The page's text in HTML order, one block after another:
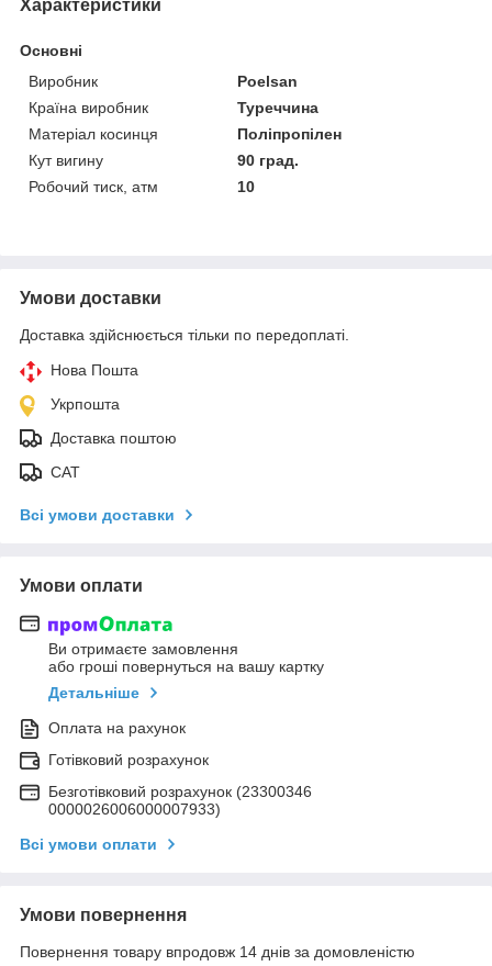
Характеристики
Основні
Виробник
Poelsan
Країна виробник
Туреччина
Матеріал косинця
Поліпропілен
Кут вигину
90 град.
Робочий тиск, атм
10
Умови доставки
Доставка здійснюється тільки по передоплаті.
Нова Пошта
Укрпошта
Доставка поштою
САТ
Всі умови доставки
Умови оплати
Ви отримаєте замовлення
або гроші повернуться на вашу картку
Детальніше
Оплата на рахунок
Готівковий розрахунок
Безготівковий розрахунок (23300346
0000026006000007933)
Всі умови оплати
Умови повернення
Повернення товару впродовж 14 днів за домовленістю